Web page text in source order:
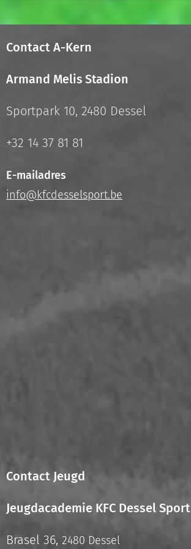
Contact A-Kern
Armand Melis Stadion
Sportpark 10, 2480 Dessel
+32 14 37 81 81
E-mailadres
info@kfcdesselsport.be
Contact Jeugd
Jeugdacademie KFC Dessel Sport
Brasel 36, 2480 Dessel